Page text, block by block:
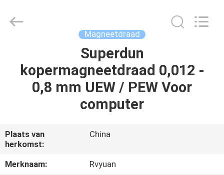
PRODUCTEN
ONGEVEER
ONS
Material
Co,.Ltd.
Magneetdraad
Superdun
kopermagneetdraad 0,012 -
0,8 mm UEW / PEW Voor
computer
Plaats van
herkomst:
China
Merknaam:
Rvyuan